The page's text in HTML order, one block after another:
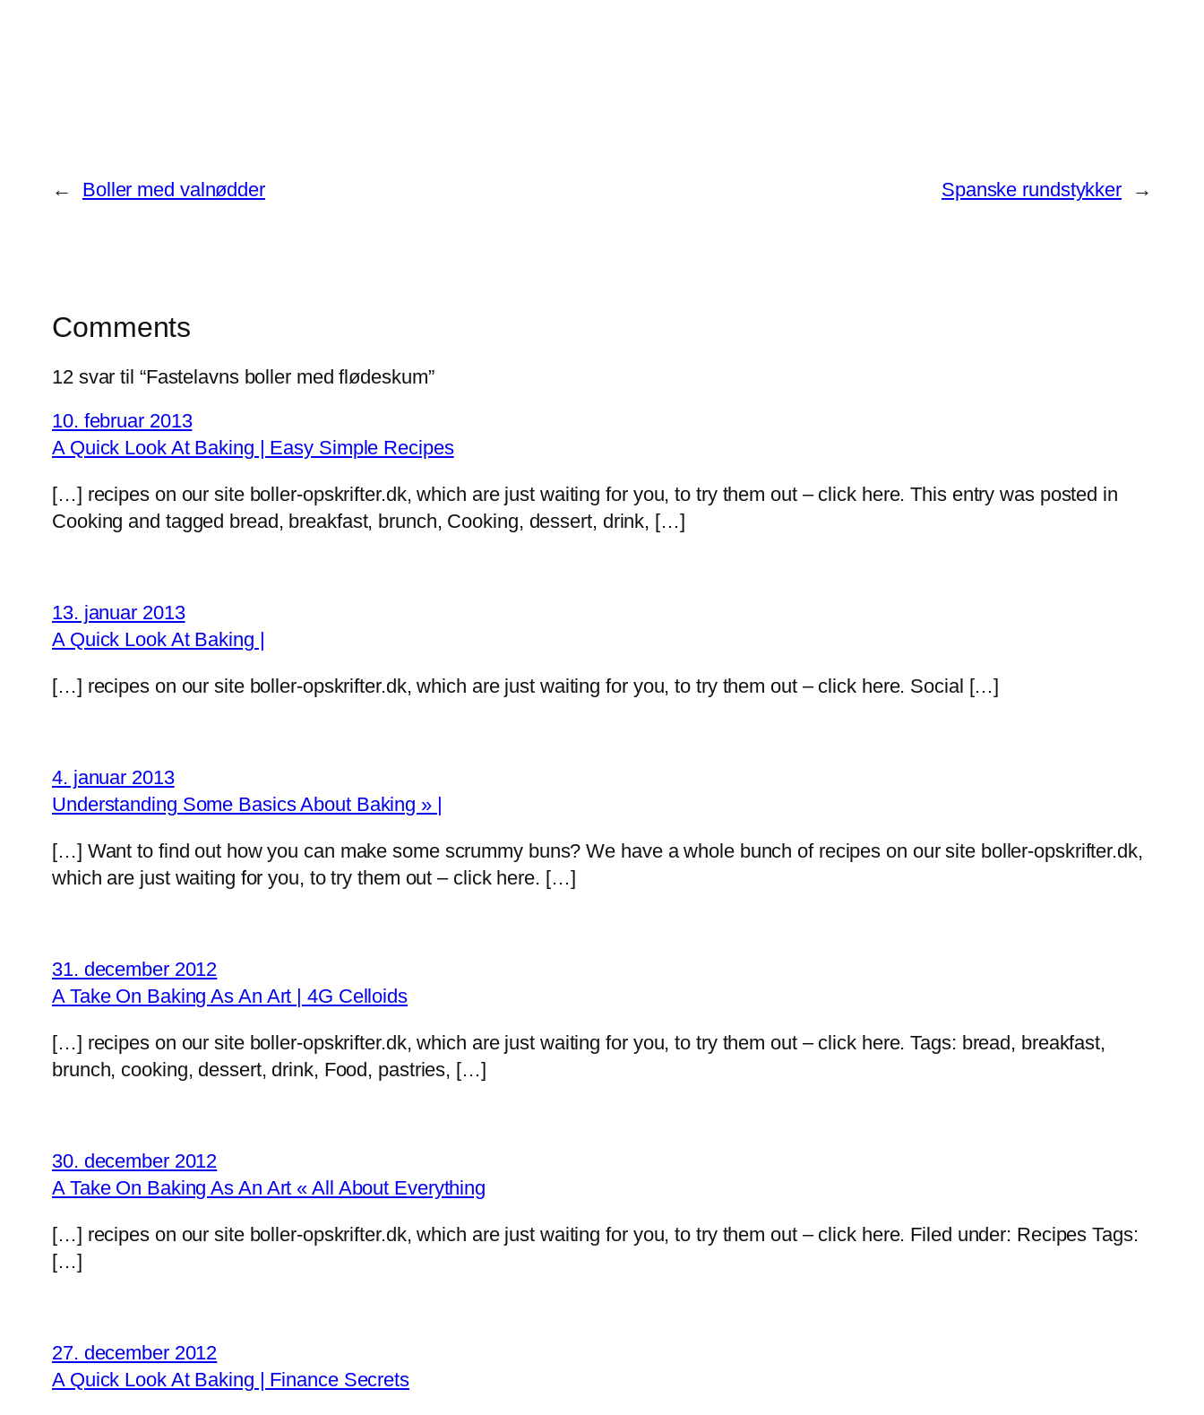
← Boller med valnødder Spanske rundstykker →
Comments
12 svar til “Fastelavns boller med flødeskum”
10. februar 2013
A Quick Look At Baking | Easy Simple Recipes
[…] recipes on our site boller-opskrifter.dk, which are just waiting for you, to try them out – click here. This entry was posted in
Cooking and tagged bread, breakfast, brunch, Cooking, dessert, drink, […]
13. januar 2013
A Quick Look At Baking |
[…] recipes on our site boller-opskrifter.dk, which are just waiting for you, to try them out – click here. Social […]
4. januar 2013
Understanding Some Basics About Baking » |
[…] Want to find out how you can make some scrummy buns? We have a whole bunch of recipes on our site boller-opskrifter.dk,
which are just waiting for you, to try them out – click here. […]
31. december 2012
A Take On Baking As An Art | 4G Celloids
[…] recipes on our site boller-opskrifter.dk, which are just waiting for you, to try them out – click here. Tags: bread, breakfast,
brunch, cooking, dessert, drink, Food, pastries, […]
30. december 2012
A Take On Baking As An Art « All About Everything
[…] recipes on our site boller-opskrifter.dk, which are just waiting for you, to try them out – click here. Filed under: Recipes Tags:
[…]
27. december 2012
A Quick Look At Baking | Finance Secrets